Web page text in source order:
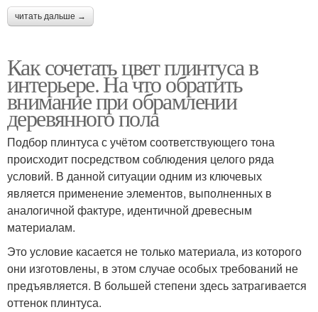
читать дальше →
Как сочетать цвет плинтуса в
интерьере. На что обратить
внимание при обрамлении
деревянного пола
Подбор плинтуса с учётом соответствующего тона
происходит посредством соблюдения целого ряда
условий. В данной ситуации одним из ключевых
является применение элементов, выполненных в
аналогичной фактуре, идентичной древесным
материалам.
Это условие касается не только материала, из которого
они изготовлены, в этом случае особых требований не
предъявляется. В большей степени здесь затрагивается
оттенок плинтуса.